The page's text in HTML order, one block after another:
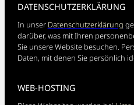
DATENSCHUTZERKLÄRUNG
In unser Datenschutzerklärung
darüber, was mit Ihren
Sie unsere Website besuchen.
Daten, mit denen Sie persönlich
WEB-HOSTING